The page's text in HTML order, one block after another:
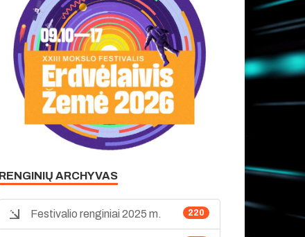
RENGINIŲ ARCHYVAS
220
Festivalio renginiai 2025 m.